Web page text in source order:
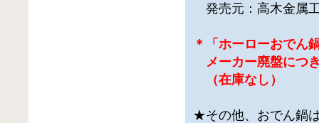
発売元：高木金属
＊「ホーローおで
メーカー廃盤につ
（在庫なし）
★その他、おでん鍋